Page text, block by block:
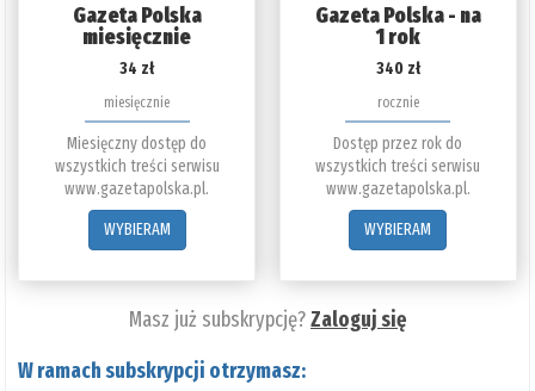
Gazeta Polska
miesięcznie
34 zł
miesięcznie
Miesięczny dostęp do
wszystkich treści serwisu
www.gazetapolska.pl.
WYBIERAM
Gazeta Polska - na
1 rok
340 zł
rocznie
Dostęp przez rok do
wszystkich treści serwisu
www.gazetapolska.pl.
WYBIERAM
Masz już subskrypcję?Zaloguj się
W ramach subskrypcji otrzymasz: